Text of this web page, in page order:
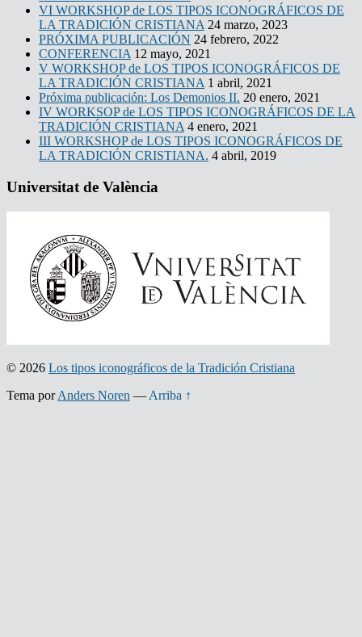
VI WORKSHOP de LOS TIPOS ICONOGRÁFICOS DE
LA TRADICIÓN CRISTIANA 24 marzo, 2023
PRÓXIMA PUBLICACIÓN 24 febrero, 2022
CONFERENCIA 12 mayo, 2021
V WORKSHOP de LOS TIPOS ICONOGRÁFICOS DE
LA TRADICIÓN CRISTIANA 1 abril, 2021
Próxima publicación: Los Demonios II. 20 enero, 2021
IV WORKSOP de LOS TIPOS ICONOGRÁFICOS DE LA
TRADICIÓN CRISTIANA 4 enero, 2021
III WORKSHOP de LOS TIPOS ICONOGRÁFICOS DE
LA TRADICIÓN CRISTIANA. 4 abril, 2019
Universitat de València
© 2026 Los tipos iconográficos de la Tradición Cristiana
Tema porAnders Noren — Arriba ↑